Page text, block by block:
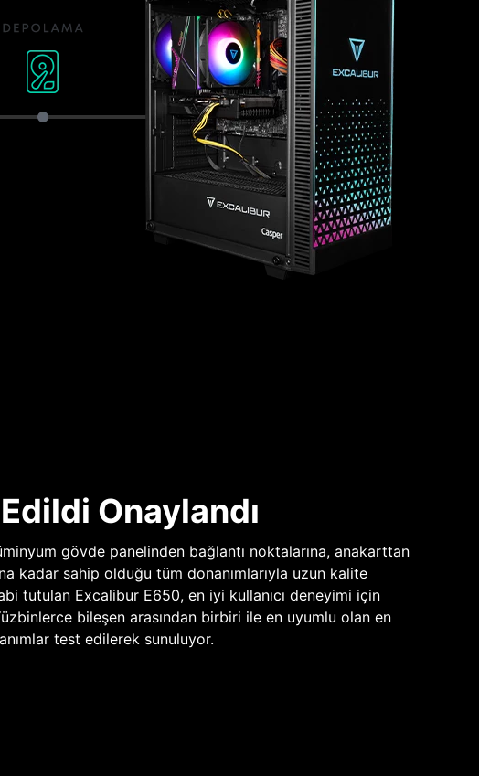
Onaylandı
gövde panelinden bağlantı noktalarına, anakarttan
kadar sahip olduğu tüm donanımlarıyla uzun kalite
tutulan Excalibur E650, en iyi kullanıcı deneyimi için
bileşen arasından birbiri ile en uyumlu olan en
test edilerek sunuluyor.